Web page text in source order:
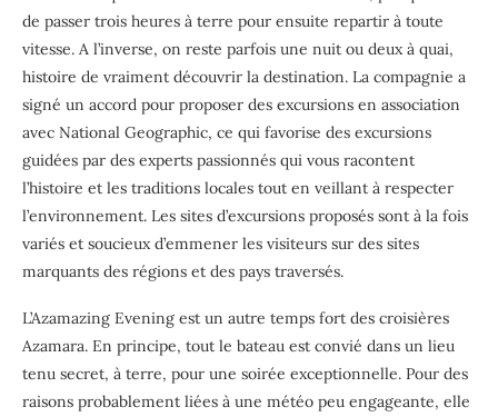
de passer trois heures à terre pour ensuite repartir à toute
vitesse. A l’inverse, on reste parfois une nuit ou deux à quai,
histoire de vraiment découvrir la destination. La compagnie a
signé un accord pour proposer des excursions en association
avec National Geographic, ce qui favorise des excursions
guidées par des experts passionnés qui vous racontent
l’histoire et les traditions locales tout en veillant à respecter
l’environnement. Les sites d’excursions proposés sont à la fois
variés et soucieux d’emmener les visiteurs sur des sites
marquants des régions et des pays traversés.
L’Azamazing Evening est un autre temps fort des croisières
Azamara. En principe, tout le bateau est convié dans un lieu
tenu secret, à terre, pour une soirée exceptionnelle. Pour des
raisons probablement liées à une météo peu engageante, elle